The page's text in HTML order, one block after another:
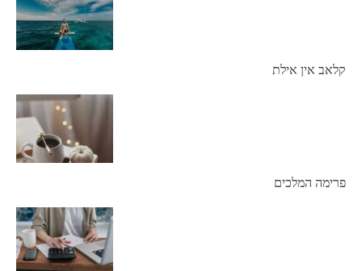
קלאב אין אילת
פרימה המלכים